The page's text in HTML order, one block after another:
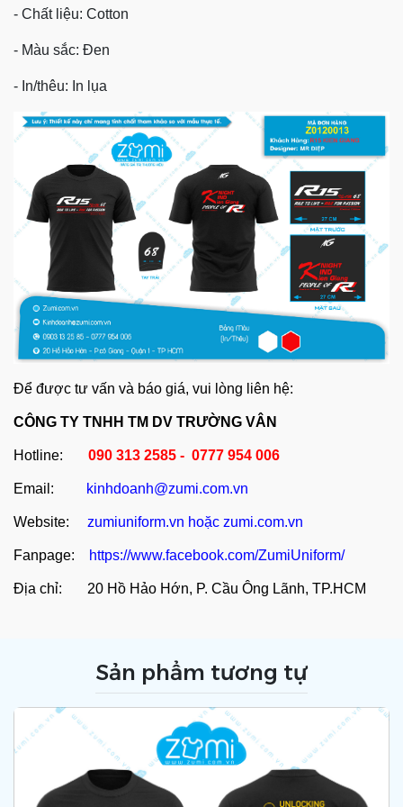
- Chất liệu: Cotton
- Màu sắc: Đen
- In/thêu: In lụa
Để được tư vấn và báo giá, vui lòng liên hệ:
CÔNG TY TNHH TM DV TRƯỜNG VÂN
Hotline: 090 313 2585 - 0777 954 006
Email: kinhdoanh@zumi.com.vn
Website: zumiuniform.vn hoặc zumi.com.vn
Fanpage: https://www.facebook.com/ZumiUniform/
Địa chỉ: 20 Hồ Hảo Hớn, P. Cầu Ông Lãnh, TP.HCM
Sản phẩm tương tự